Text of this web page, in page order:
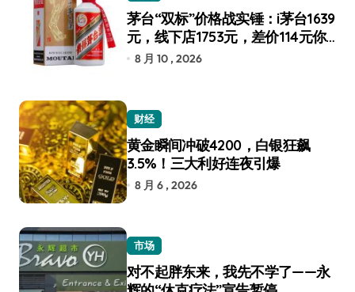
茅台“双标”价格战实锤：i茅台1639
元，线下店1753元，差价114元你
选谁？
8 月 10 , 2026
财经
黄金瞬间冲破4200，白银狂飙
3.5%！三大利好连夜引爆
8 月 6 , 2026
市场
对不起胖东来，我先不学了——永